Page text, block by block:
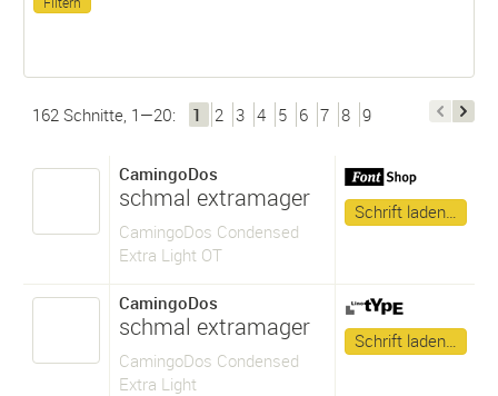
162 Schnitte, 1—20: 1 2 3 4 5 6 7 8 9
CamingoDos
schmal extramager
CamingoDos Condensed
Extra Light OT
Schrift laden…
CamingoDos
schmal extramager
CamingoDos Condensed
Extra Light
Schrift laden…